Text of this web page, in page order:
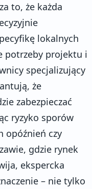
to, że każda
lokalnych
potrzeby projektu i
specjalizujący
że
zabezpieczać
ryzyko sporów
opóźnień czy
gdzie rynek
ekspercka
– nie tylko